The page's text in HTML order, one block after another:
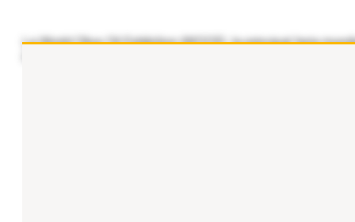
La World Olive Oil Exhibition (WOOE), la principal feria